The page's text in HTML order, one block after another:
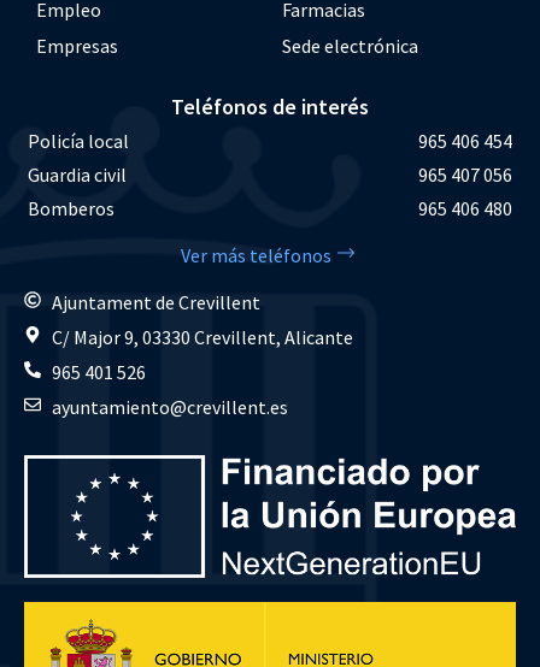
Empleo
Farmacias
Empresas
Sede electrónica
Teléfonos de interés
Policía local
965 406 454
Guardia civil
965 407 056
Bomberos
965 406 480
Ver más teléfonos
Ajuntament de Crevillent
C/ Major 9, 03330 Crevillent, Alicante
965 401 526
ayuntamiento@crevillent.es